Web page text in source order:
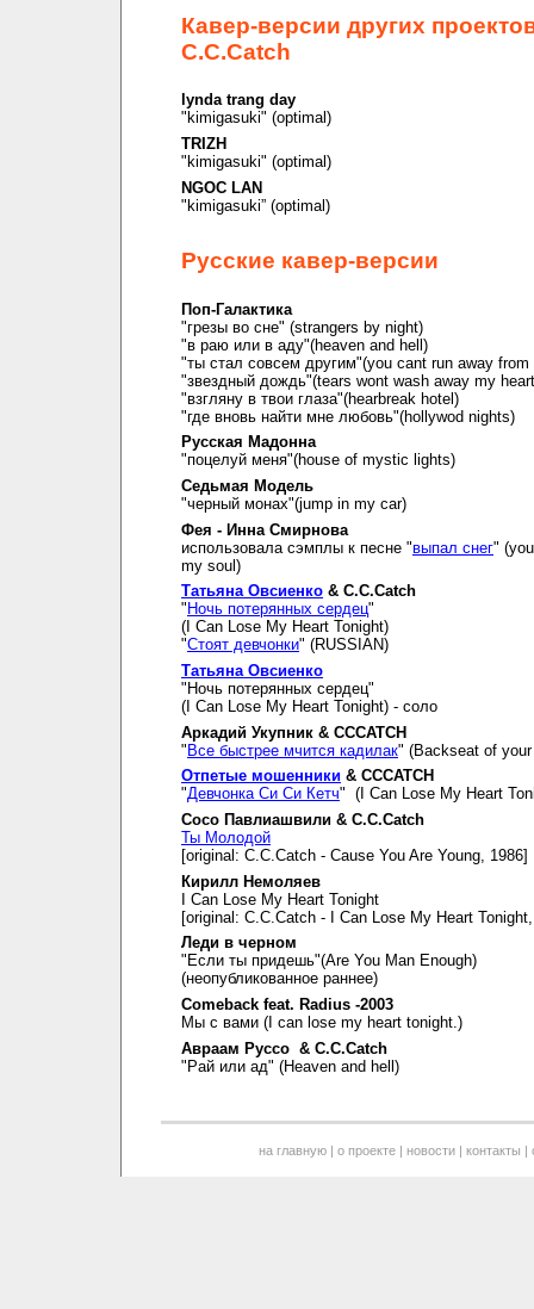
Кавер-версии других
C.C.Catch
lynda trang day
"kimigasuki" (optimal)
TRIZH
"kimigasuki" (optimal)
NGOC LAN
"kimigasuki” (optimal)
Русские кавер-версии
Поп-Галактика
"грезы во сне" (strangers by night)
"в раю или в аду"(heaven and hell)
"ты стал совсем другим"(you cant run away from
"звездный дождь"(tears wont wash away my
"взгляну в твои глаза"(hearbreak hotel)
"где вновь найти мне любовь"(hollywod nights)
Русская Мадонна
"поцелуй меня"(house of mystic lights)
Седьмая Модель
"черный монах"(jump in my car)
Фея - Инна Смирнова
использовала сэмплы к песне "выпал снег"
my soul)
Татьяна Овсиенко & C.C.Catch
" Ночь потерянных сердец"
(I Can Lose My Heart Tonight)
"Стоят девчонки" (RUSSIAN)
Татьяна Овсиенко
"Ночь потерянных сердец"
(I Can Lose My Heart Tonight) - соло
Аркадий Укупник & CCCATCH
"Все быстрее мчится кадилак" (Backseat of
Отпетые мошенники & CCCATCH
"Девчонка Си Си Кетч" (I Can Lose My Heart
Сосо Павлиашвили & C.C.Catch
Ты Молодой
[original: C.C.Catch - Cause You Are Young, 1986]
Кирилл Немоляев
I Can Lose My Heart Tonight
[original: C.C.Catch - I Can Lose My Heart
Леди в черном
"Если ты придешь"(Are You Man Enough)
(неопубликованное раннее)
Comeback feat. Radius -2003
Мы с вами (I can lose my heart tonight.)
Авраам Руссо & C.C.Catch
"Рай или ад" (Heaven and hell)
на главную| о проекте| новости| контакты |